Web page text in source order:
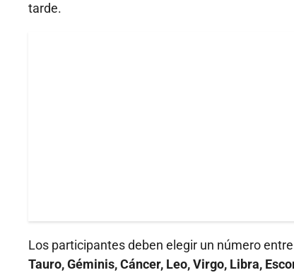
tarde.
Los participantes deben elegir un número
Tauro, Géminis, Cáncer, Leo, Virgo, Libra,